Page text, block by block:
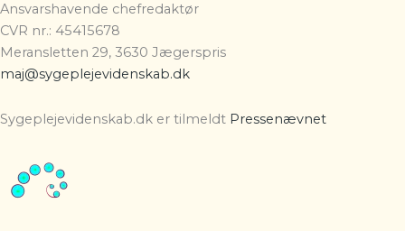
Ansvarshavende chefredaktør
CVR nr.: 45415678
Meransletten 29, 3630 Jægerspris
maj@sygeplejevidenskab.dk
Sygeplejevidenskab.dk er tilmeldt Pressenævnet